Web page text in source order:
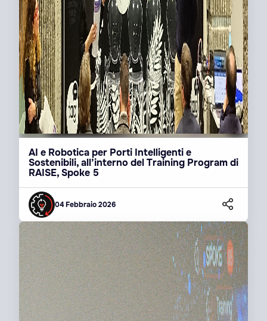
AI e Robotica per Porti Intelligenti e
Sostenibili, all’interno del Training Program di
RAISE, Spoke 5
04 Febbraio 2026